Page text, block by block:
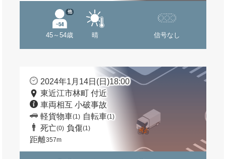
45～54歳
他
晴 信号なし
2024年1月14日(日)18:00
東近江市林町 付近
車両相互 小破事故
軽貨物車(1) 自転車(1)
死亡(0) 負傷(1)
距離357m